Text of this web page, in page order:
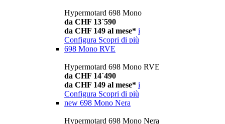
Hypermotard 698 Mono
da CHF 13´590
da CHF 149 al mese* i
Configura Scopri di più
698 Mono RVE
Hypermotard 698 Mono RVE
da CHF 14´490
da CHF 149 al mese* i
Configura Scopri di più
new 698 Mono Nera
Hypermotard 698 Mono Nera